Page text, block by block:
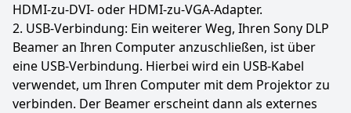
HDMI-zu-DVI- oder HDMI-zu-VGA-Adapter.
2. USB-Verbindung: Ein weiterer Weg, Ihren Sony DLP
Beamer an Ihren Computer anzuschließen, ist über
eine USB-Verbindung. Hierbei wird ein USB-Kabel
verwendet, um Ihren Computer mit dem Projektor zu
verbinden. Der Beamer erscheint dann als externes